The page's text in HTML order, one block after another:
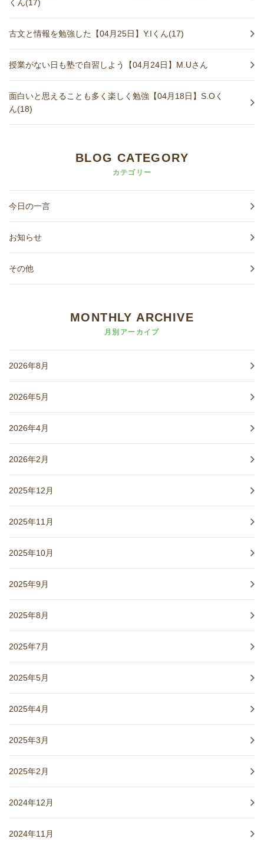
くん(17)
古文と情報を勉強した【04月25日】Y.Iくん(17)
授業がない日も塾で自習しよう【04月24日】M.Uさん
面白いと思えることも多く楽しく勉強【04月18日】S.Oく
ん(18)
BLOG CATEGORY
カテゴリー
今日の一言
お知らせ
その他
MONTHLY ARCHIVE
月別アーカイブ
2026年8月
2026年5月
2026年4月
2026年2月
2025年12月
2025年11月
2025年10月
2025年9月
2025年8月
2025年7月
2025年5月
2025年4月
2025年3月
2025年2月
2024年12月
2024年11月